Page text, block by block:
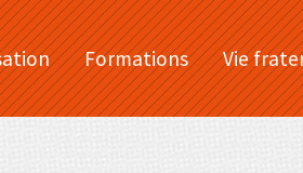
Formations Vie